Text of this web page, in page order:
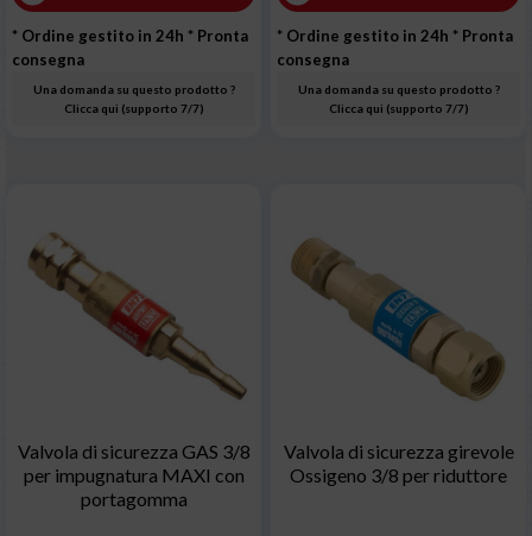
* Ordine gestito in 24h * Pronta
consegna
Una domanda su questo prodotto ?
Clicca qui (supporto 7/7)
* Ordine gestito in 24h * Pronta
consegna
Una domanda su questo prodotto ?
Clicca qui (supporto 7/7)
Valvola di sicurezza GAS 3/8
per impugnatura MAXI con
portagomma
Valvola di sicurezza girevole
Ossigeno 3/8 per riduttore